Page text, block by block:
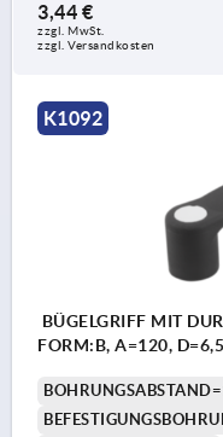
3,44 €
zzgl. MwSt.
zzgl. Versandkosten
K1092
BÜGELGRIFF MIT
FORM:B, A=120, D=6,5